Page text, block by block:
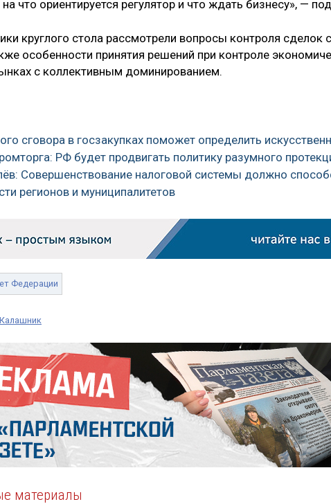
на что ориентируется регулятор и что ждать бизнесу», —
круглого стола рассмотрели вопросы контроля сделок
особенности принятия решений при контроле
с коллективным доминированием.
сговора в госзакупках поможет определить
РФ будет продвигать политику разумного
Совершенствование налоговой системы должно
регионов и муниципалитетов
Федерации
материалы